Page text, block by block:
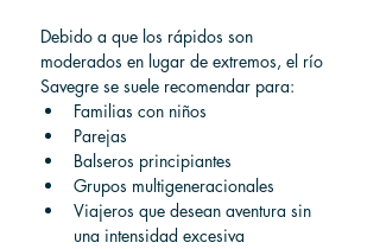
Debido a que los rápidos son
moderados en lugar de extremos, el río
Savegre se suele recomendar para:
Familias con niños
Parejas
Balseros principiantes
Grupos multigeneracionales
Viajeros que desean aventura sin
una intensidad excesiva